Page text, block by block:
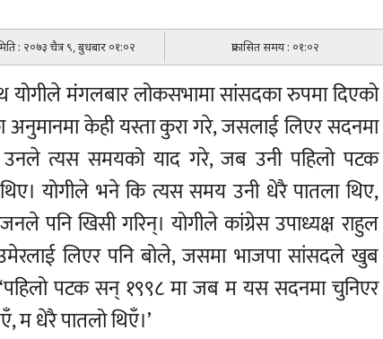
मिति : २०७३ चैत्र ९, बुधबार ०१:०२ प्रकासित समय : ०१:०२
योगीले मंगलबार लोकसभामा सांसदका रुपमा दिएको
केही यस्ता कुरा गरे, जसलाई लिएर सदनमा
उनले त्यस समयको याद गरे, जब उनी पहिलो पटक
योगीले भने कि त्यस समय उनी धेरै पातला थिए,
पनि खिसी गरिन्। योगीले कांग्रेस उपाध्यक्ष राहुल
लिएर पनि बोले, जसमा भाजपा सांसदले खुब
पटक सन् १९९८ मा जब म यस सदनमा चुनिएर
म धेरै पातलो थिएँ।’